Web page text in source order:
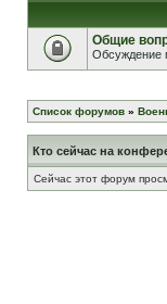
Общие
Обсуждение
Список форумов »
Кто сейчас на
Сейчас этот форум